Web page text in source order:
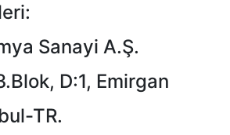
Sanayi A.Ş.
D:1, Emirgan
TR.